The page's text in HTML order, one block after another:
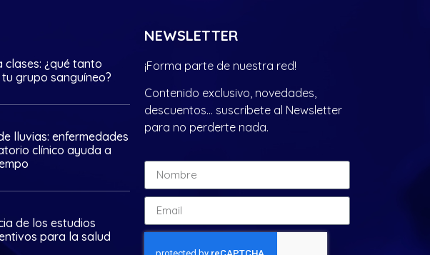
clases: ¿qué tanto
grupo sanguíneo?
lluvias: enfermedades
clínico ayuda a
de los estudios
para la salud
NEWSLETTER
¡Forma parte de nuestra red!
Contenido exclusivo, novedades,
descuentos… suscríbete al Newsletter
para no perderte nada.